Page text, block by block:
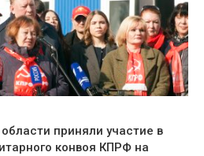
приняли участие в
конвоя КПРФ на